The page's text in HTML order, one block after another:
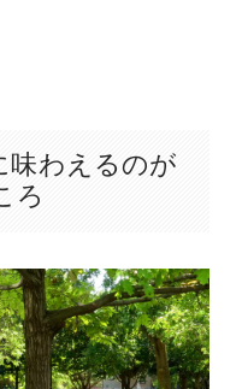
味わえるのが
ろ